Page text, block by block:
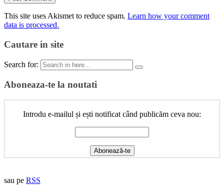
This site uses Akismet to reduce spam. Learn how your comment
data is processed.
Cautare in site
Search for:
Aboneaza-te la noutati
Introdu e-mailul și ești notificat când publicăm ceva nou:
sau pe RSS